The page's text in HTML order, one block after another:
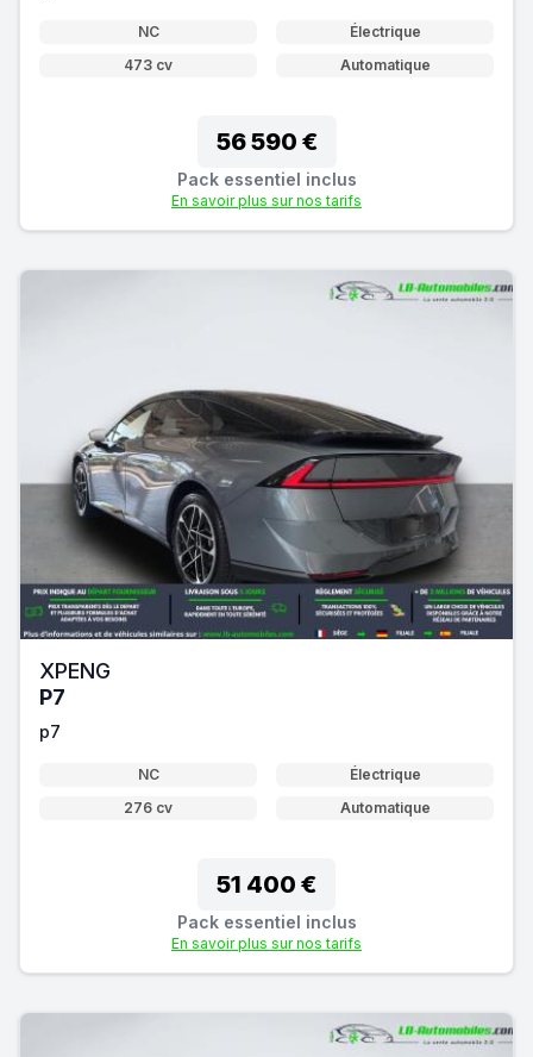
NC
Électrique
473 cv
Automatique
56 590 €
Pack essentiel inclus
En savoir plus sur nos tarifs
XPENG
P7
p7
NC
Électrique
276 cv
Automatique
51 400 €
Pack essentiel inclus
En savoir plus sur nos tarifs